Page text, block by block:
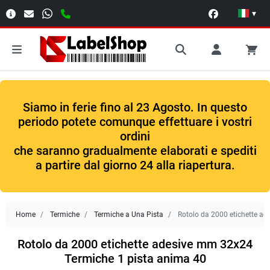
▾
Siamo in ferie fino al 23 Agosto. In questo
periodo potete comunque effettuare i vostri
ordini
che saranno gradualmente elaborati e spediti
a partire dal giorno 24 alla riapertura.
Home Termiche Termiche a Una Pista Rotolo da 2000 etichette
Rotolo da 2000 etichette adesive mm 32x24
Termiche 1 pista anima 40